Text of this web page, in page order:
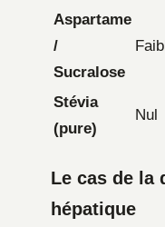
Aspartame
/
Sucralose
Stévia
(pure)
Nul
Le cas de la
hépatique